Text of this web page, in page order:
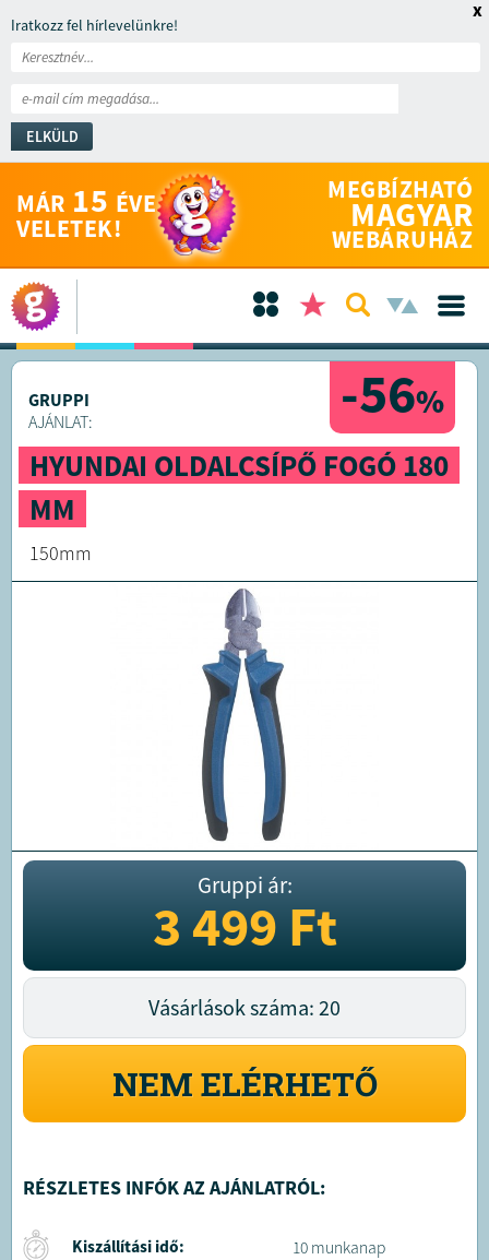
Iratkozz fel hírlevelünkre!
ELKÜLD
x
MÁR 15 ÉVE
VELETEK!
MEGBÍZHATÓ
MAGYAR
WEBÁRUHÁZ
-56%
GRUPPI
AJÁNLAT:
HYUNDAI OLDALCSÍPŐ FOGÓ 180
MM
150mm
Gruppi ár:
3 499Ft
Vásárlások száma: 20
NEM ELÉRHETŐ
RÉSZLETES INFÓK AZ AJÁNLATRÓL:
Kiszállítási idő: 10 munkanap